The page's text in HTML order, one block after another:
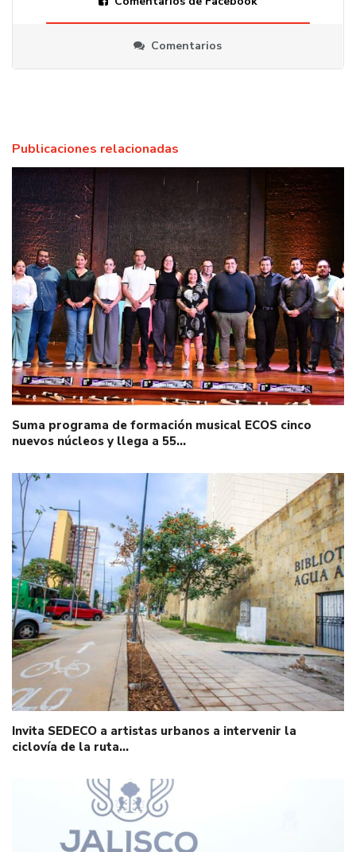
Comentarios
Publicaciones relacionadas
Suma programa de formación musical ECOS cinco
nuevos núcleos y llega a 55…
Invita SEDECO a artistas urbanos a intervenir la
ciclovía de la ruta…